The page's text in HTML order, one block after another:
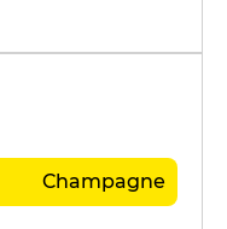
Champagne